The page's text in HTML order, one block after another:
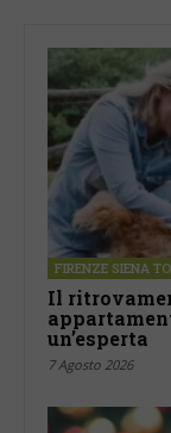
FIRENZE SIENA
Il
un’esperta
7 Agosto 2026